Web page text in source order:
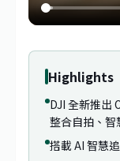
Highlights
DJI 全新推出
整合自拍、
搭載 AI 智慧